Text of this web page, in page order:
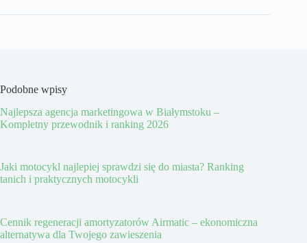
Podobne wpisy
Najlepsza agencja marketingowa w Białymstoku –
Kompletny przewodnik i ranking 2026
Jaki motocykl najlepiej sprawdzi się do miasta? Ranking
tanich i praktycznych motocykli
Cennik regeneracji amortyzatorów Airmatic – ekonomiczna
alternatywa dla Twojego zawieszenia